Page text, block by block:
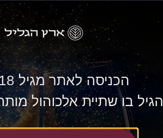
הכניסה לאתר מגיל 18 ומעלה
הגיל בו שתיית אלכוהול